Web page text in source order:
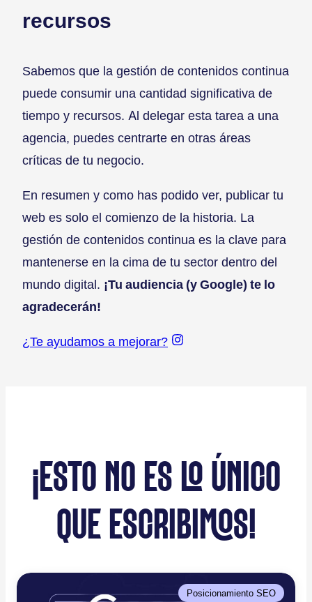
recursos
Sabemos que la gestión de contenidos continua
puede consumir una cantidad significativa de
tiempo y recursos. Al delegar esta tarea a una
agencia, puedes centrarte en otras áreas
críticas de tu negocio.
En resumen y como has podido ver, publicar tu
web es solo el comienzo de la historia. La
gestión de contenidos continua es la clave para
mantenerse en la cima de tu sector dentro del
mundo digital. ¡Tu audiencia (y Google) te lo
agradecerán!
¿Te ayudamos a mejorar?
¡ESTO NO ES LO ÚNICO
QUE ESCRIBIMOS!
Posicionamiento SEO